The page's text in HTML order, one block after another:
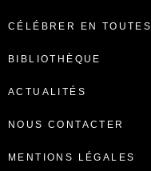
CÉLÉBRER EN
BIBLIOTHÈQUE
ACTUALITÉS
NOUS CONTACTER
MENTIONS LÉGALES